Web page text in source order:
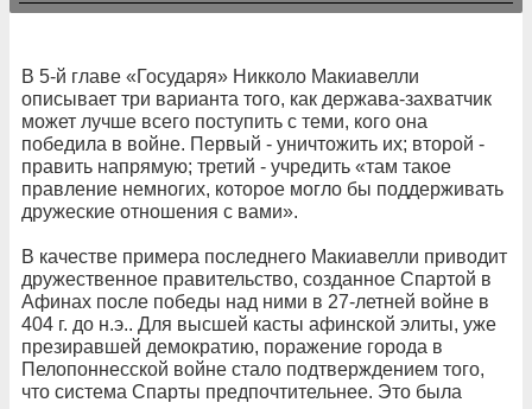
В 5-й главе «Государя» Никколо Макиавелли
описывает три варианта того, как держава-захватчик
может лучше всего поступить с теми, кого она
победила в войне. Первый - уничтожить их; второй -
править напрямую; третий - учредить «там такое
правление немногих, которое могло бы поддерживать
дружеские отношения с вами».
В качестве примера последнего Макиавелли приводит
дружественное правительство, созданное Спартой в
Афинах после победы над ними в 27-летней войне в
404 г. до н.э.. Для высшей касты афинской элиты, уже
презиравшей демократию, поражение города в
Пелопоннесской войне стало подтверждением того,
что система Спарты предпочтительнее. Это была